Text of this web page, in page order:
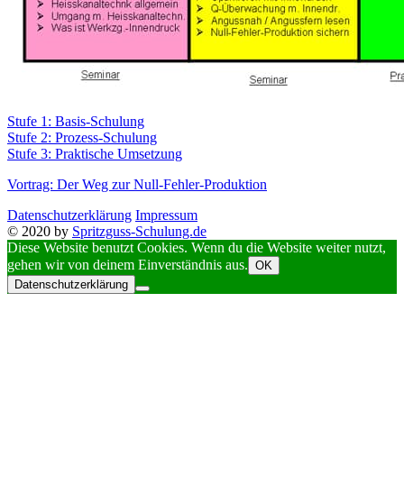
Stufe 1: Basis-Schulung
Stufe 2: Prozess-Schulung
Stufe 3: Praktische Umsetzung
Vortrag: Der Weg zur Null-Fehler-Produktion
Datenschutzerklärung Impressum
© 2020 by Spritzguss-Schulung.de
Diese Website benutzt Cookies. Wenn du die Website weiter nutzt,
gehen wir von deinem Einverständnis aus. OK
Datenschutzerklärung